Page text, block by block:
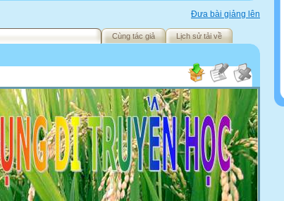
Đưa bài giảng lên
Cùng tác giả Lịch sử tải về